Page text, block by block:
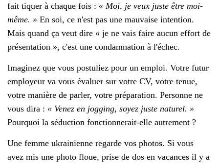
fait tiquer à chaque fois : « Moi, je veux juste être moi-
même. » En soi, ce n'est pas une mauvaise intention.
Mais quand ça veut dire « je ne vais faire aucun effort de
présentation », c'est une condamnation à l'échec.
Imaginez que vous postuliez pour un emploi. Votre futur
employeur va vous évaluer sur votre CV, votre tenue,
votre manière de parler, votre préparation. Personne ne
vous dira : « Venez en jogging, soyez juste naturel. »
Pourquoi la séduction fonctionnerait-elle autrement ?
Une femme ukrainienne regarde vos photos. Si vous
avez mis une photo floue, prise de dos en vacances il y a